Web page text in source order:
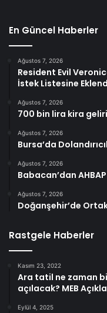
En Güncel Haberler
Ağustos 7, 2026
Resident Evil
İstek Listesine
Ağustos 7, 2026
700 bin lira kira
Ağustos 7, 2026
Bursa’da
Ağustos 7, 2026
Babacan’dan
Ağustos 7, 2026
Doğanşehir’de
Rastgele Haberler
Kasım 23, 2022
Ara tatil ne zaman
açılacak? MEB
Eylül 4, 2025